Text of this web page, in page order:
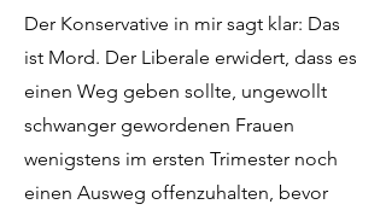
Der Konservative in mir sagt klar: Das
ist Mord. Der Liberale erwidert, dass es
einen Weg geben sollte, ungewollt
schwanger gewordenen Frauen
wenigstens im ersten Trimester noch
einen Ausweg offenzuhalten, bevor